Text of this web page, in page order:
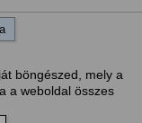
böngészed, mely a
a weboldal összes